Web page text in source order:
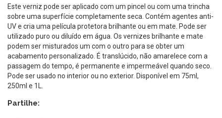
Este verniz pode ser aplicado com um pincel ou com uma trincha
sobre uma superfície completamente seca. Contém agentes anti-
UV e cria uma película protetora brilhante ou em mate. Pode ser
utilizado puro ou diluído em água. Os vernizes brilhante e mate
podem ser misturados um com o outro para se obter um
acabamento personalizado. É translúcido, não amarelece com a
passagem do tempo, é permanente e impermeável quando seco.
Pode ser usado no interior ou no exterior. Disponível em 75ml,
250ml e 1L.
Partilhe: